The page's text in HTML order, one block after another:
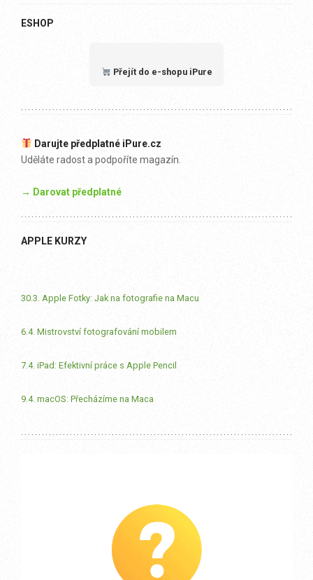
ESHOP
Přejít do e-shopu iPure
Darujte předplatné iPure.cz
Uděláte radost a podpoříte magazín.
→ Darovat předplatné
APPLE KURZY
30.3. Apple Fotky: Jak na fotografie na Macu
6.4. Mistrovství fotografování mobilem
7.4. iPad: Efektivní práce s Apple Pencil
9.4. macOS: Přecházíme na Maca